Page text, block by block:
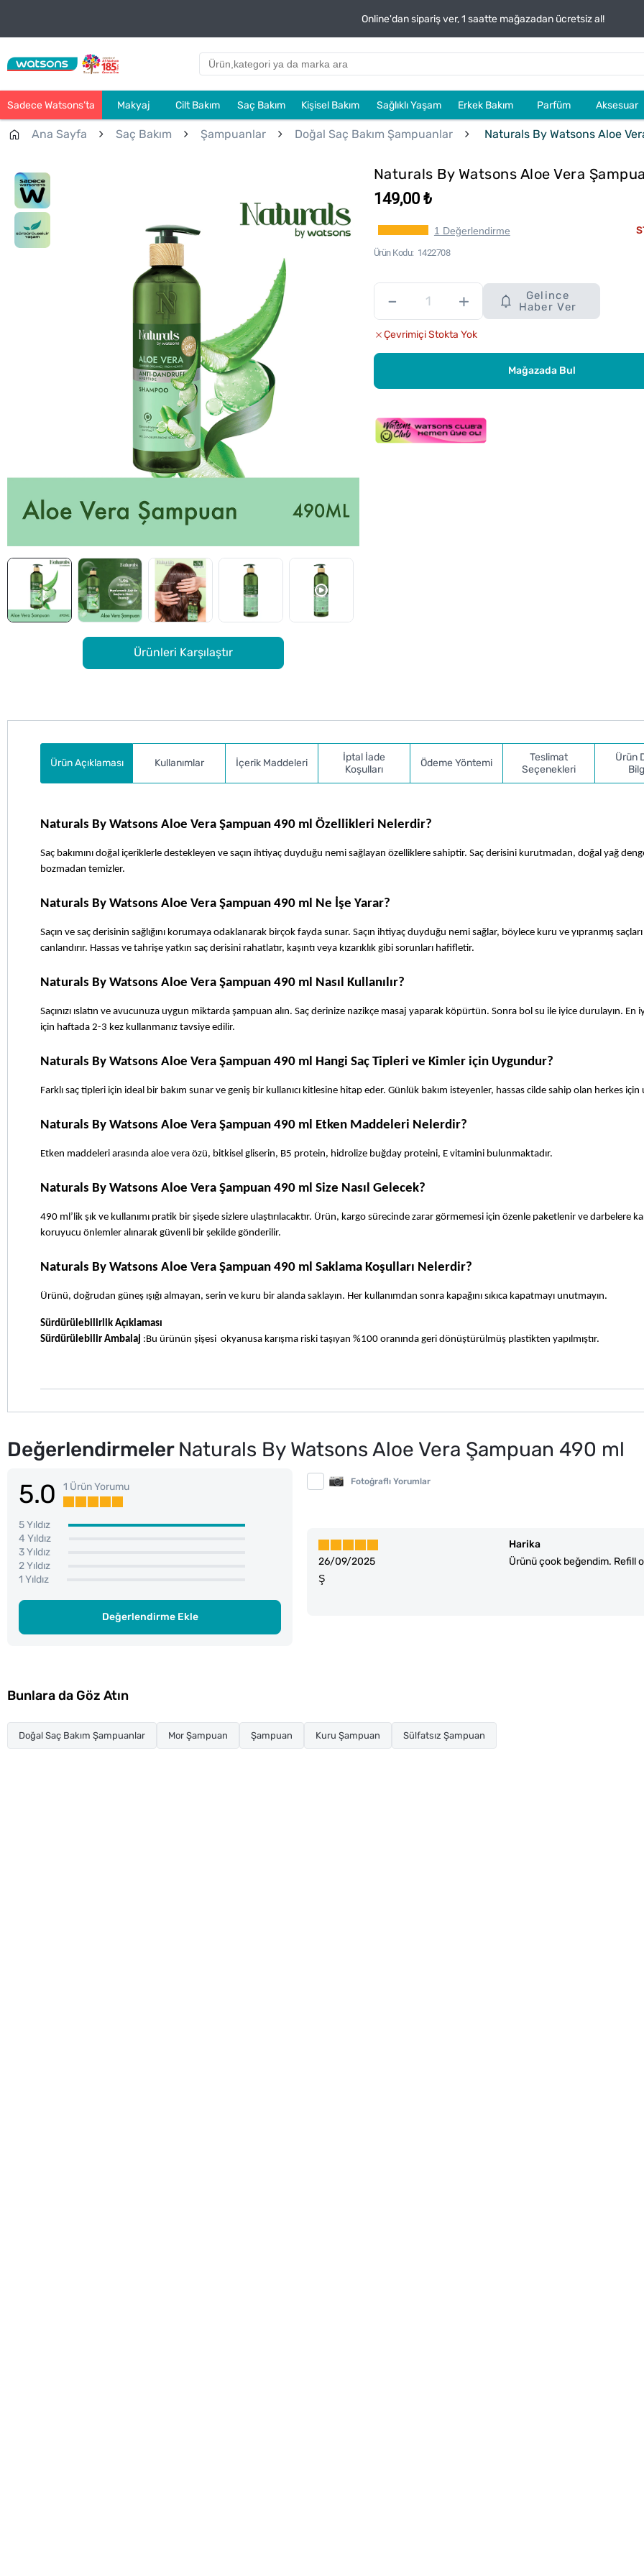
Online'dan sipariş ver, 1 saatte mağazadan ücretsiz al!
Sadece Watsons’ta Makyaj Cilt Bakım Saç Bakım Kişisel Bakım Sağlıklı Yaşam Erkek Bakım Parfüm Aksesuar
Ana Sayfa Saç Bakım Şampuanlar Doğal Saç Bakım Şampuanlar Naturals By Watsons Aloe
Ürünleri Karşılaştır
Naturals By Watsons Aloe Vera
149,00 ₺
1 Değerlendirme
Ürün Kodu 1422708
– +
Gelince
Haber Ver
Çevrimiçi Stokta Yok
Mağazada Bul
Ürün Açıklaması Kullanımlar İçerik Maddeleri
İptal İade
Koşulları
Ödeme Yöntemi
Teslimat
Seçenekleri
Ürün
Naturals By Watsons Aloe Vera Şampuan 490 ml Özellikleri Nelerdir?
Saç bakımını doğal içeriklerle destekleyen ve saçın ihtiyaç duyduğu nemi sağlayan özelliklere sahiptir. Saç derisini kurutmadan, doğal yağ
bozmadan temizler.
Naturals By Watsons Aloe Vera Şampuan 490 ml Ne İşe Yarar?
Saçın ve saç derisinin sağlığını korumaya odaklanarak birçok fayda sunar. Saçın ihtiyaç duyduğu nemi sağlar, böylece kuru ve yıpranmış saçları
canlandırır. Hassas ve tahrişe yatkın saç derisini rahatlatır, kaşıntı veya kızarıklık gibi sorunları hafifletir.
Naturals By Watsons Aloe Vera Şampuan 490 ml Nasıl Kullanılır?
Saçınızı ıslatın ve avucunuza uygun miktarda şampuan alın. Saç derinize nazikçe masaj yaparak köpürtün. Sonra bol su ile iyice durulayın. En
için haftada 2-3 kez kullanmanız tavsiye edilir.
Naturals By Watsons Aloe Vera Şampuan 490 ml Hangi Saç Tipleri ve Kimler için Uygundur?
Farklı saç tipleri için ideal bir bakım sunar ve geniş bir kullanıcı kitlesine hitap eder. Günlük bakım isteyenler, hassas cilde sahip olan herkes
Naturals By Watsons Aloe Vera Şampuan 490 ml Etken Maddeleri Nelerdir?
Etken maddeleri arasında aloe vera özü, bitkisel gliserin, B5 protein, hidrolize buğday proteini, E vitamini bulunmaktadır.
Naturals By Watsons Aloe Vera Şampuan 490 ml Size Nasıl Gelecek?
490 ml’lik şık ve kullanımı pratik bir şişede sizlere ulaştırılacaktır. Ürün, kargo sürecinde zarar görmemesi için özenle paketlenir ve darbelere
koruyucu önlemler alınarak güvenli bir şekilde gönderilir.
Naturals By Watsons Aloe Vera Şampuan 490 ml Saklama Koşulları Nelerdir?
Ürünü, doğrudan güneş ışığı almayan, serin ve kuru bir alanda saklayın. Her kullanımdan sonra kapağını sıkıca kapatmayı unutmayın.
Sürdürülebilirlik Açıklaması
Sürdürülebilir Ambalaj :Bu ürünün şişesi  okyanusa karışma riski taşıyan %100 oranında geri dönüştürülmüş plastikten yapılmıştır.
Değerlendirmeler Naturals By Watsons Aloe Vera Şampuan 490 ml
5.0 1 Ürün Yorumu
5 Yıldız
4 Yıldız
3 Yıldız
2 Yıldız
1 Yıldız
Değerlendirme Ekle
Fotoğraflı Yorumlar
26/09/2025
Harika
Ürünü çook beğendim. Refill
Ş
Bunlara da Göz Atın
Doğal Saç Bakım Şampuanlar Mor Şampuan Şampuan Kuru Şampuan Sülfatsız Şampuan